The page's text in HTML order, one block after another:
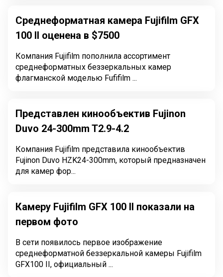
Среднеформатная камера Fujifilm GFX
100 II оценена в $7500
Компания Fujifilm пополнила ассортимент
среднеформатных беззеркальных камер
флагманской моделью Fufifilm ...
Представлен кинообъектив Fujinon
Duvo 24-300mm T2.9-4.2
Компания Fujifilm представила кинообъектив
Fujinon Duvo HZK24-300mm, который предназначен
для камер фор...
Камеру Fujifilm GFX 100 II показали на
первом фото
В сети появилось первое изображение
среднеформатной беззеркальной камеры Fujifilm
GFX100 II, официальный ...